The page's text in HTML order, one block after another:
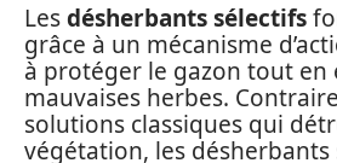
Lesdésherbants sélectifs
grâce à un mécanisme
à protéger le gazon tout en
mauvaises herbes.
solutions classiques qui
végétation, les désherbants